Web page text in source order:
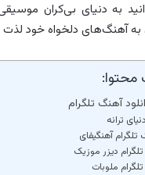
به دنیای بی‌کران
آهنگ‌های دلخواه خود لذت